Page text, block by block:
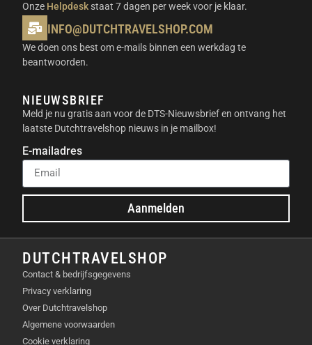
Onze Helpdesk staat 7 dagen per week voor je klaar.
INFO@DUTCHTRAVELSHOP.COM
We doen ons best om e-mails binnen een werkdag te
beantwoorden.
NIEUWSBRIEF
Meld je nu gratis aan voor de DTS-Nieuwsbrief en ontvang het
laatste Dutchtravelshop nieuws in je mailbox!
E-mailadres
Aanmelden
DUTCHTRAVELSHOP
Contact & bedrijfsgegevens
Privacy verklaring
Over Dutchtravelshop
Algemene voorwaarden
Cookie verklaring